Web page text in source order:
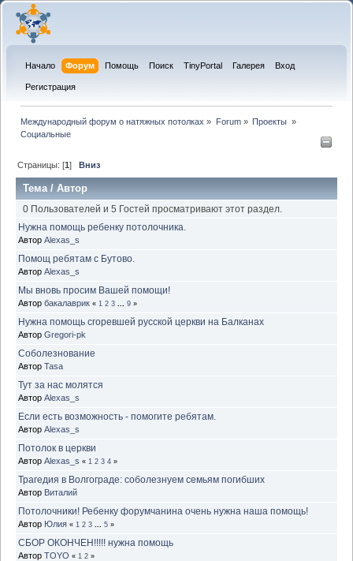
Начало Форум Помощь Поиск TinyPortal Галерея Вход
Регистрация
Международный форум о натяжных потолках » Forum» Проекты »
Социальные
Страницы: [1]Вниз
Тема/Автор
0 Пользователей и 5 Гостей просматривают этот раздел.
Нужна помощь ребенку потолочника.
Автор Alexas_s
Помощ ребятам с Бутово.
Автор Alexas_s
Мы вновь просим Вашей помощи!
Автор бакалаврик « 1 2 3 9 »
Нужна помощь сгоревшей русской церкви на Балканах
Автор Gregori-pk
Соболезнование
Автор Tasa
Тут за нас молятся
Автор Alexas_s
Если есть возможность - помогите ребятам.
Автор Alexas_s
Потолок в церкви
Автор Alexas_s « 1 2 3 4 »
Трагедия в Волгограде: соболезнуем семьям погибших
Автор Виталий
Потолочники! Ребенку форумчанина очень нужна наша помощь!
Автор Юлия « 1 2 3 5 »
СБОР ОКОНЧЕН!!!!! нужна помощь
Автор TOYO « 1 2 »